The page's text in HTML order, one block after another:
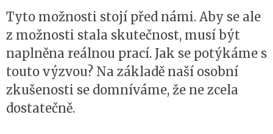
Tyto možnosti stojí před námi. Aby se ale
z možnosti stala skutečnost, musí být
naplněna reálnou prací. Jak se potýkáme s
touto výzvou? Na základě naší osobní
zkušenosti se domníváme, že ne zcela
dostatečně.